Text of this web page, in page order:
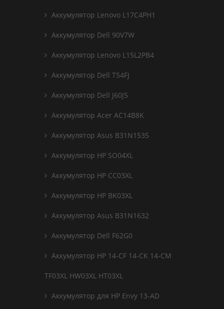
Аккумулятор Lenovo L17C4PH1
Аккумулятор Dell 90V7W
Аккумулятор Lenovo L15L2PB4
Аккумулятор Dell T54FJ
Аккумулятор Dell J60J5
Аккумулятор Acer AC14B8K
Аккумулятор Asus B31N1535
Аккумулятор HP SO04XL
Аккумулятор HP CC03XL
Аккумулятор HP BK03XL
Аккумулятор Asus B31N1632
Аккумулятор Dell F62G0
Аккумулятор HP 14-CF 14-CK 14-CM
TF03XL HW03XL HT03XL
Аккумулятор для HP Envy 13-AD